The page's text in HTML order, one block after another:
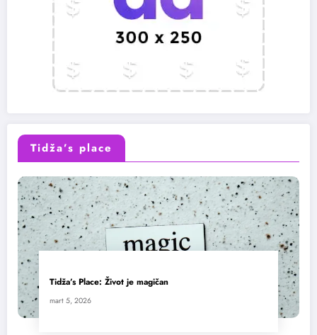
Tidža’s place
Tidža’s Place: Život je magičan
mart 5, 2026